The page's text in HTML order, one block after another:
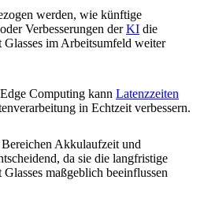
werden, wie künftige
Verbesserungen derKI die
im Arbeitsumfeld weiter
Computing kann Latenzzeiten
in Echtzeit verbessern.
Akkulaufzeit und
da sie die langfristige
maßgeblich beeinflussen